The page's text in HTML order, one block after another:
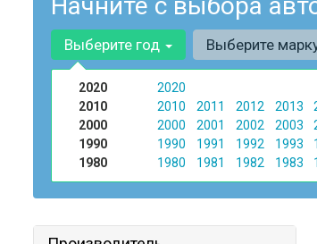
Выберите год
2020
2020
2010
2010 2011 2012 2013
2000
2000 2001 2002 2003
1990
1990 1991 1992 1993
1980
1980 1981 1982 1983
Выберите